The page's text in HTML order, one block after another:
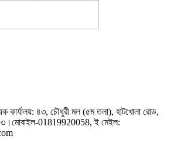
কার্যালয়: ৪৩, চৌধুরী মল (৫ম তলা), হাটখোলা রোড,
01819920058, ই মেইল: